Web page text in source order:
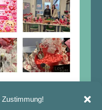
Zustimmung!